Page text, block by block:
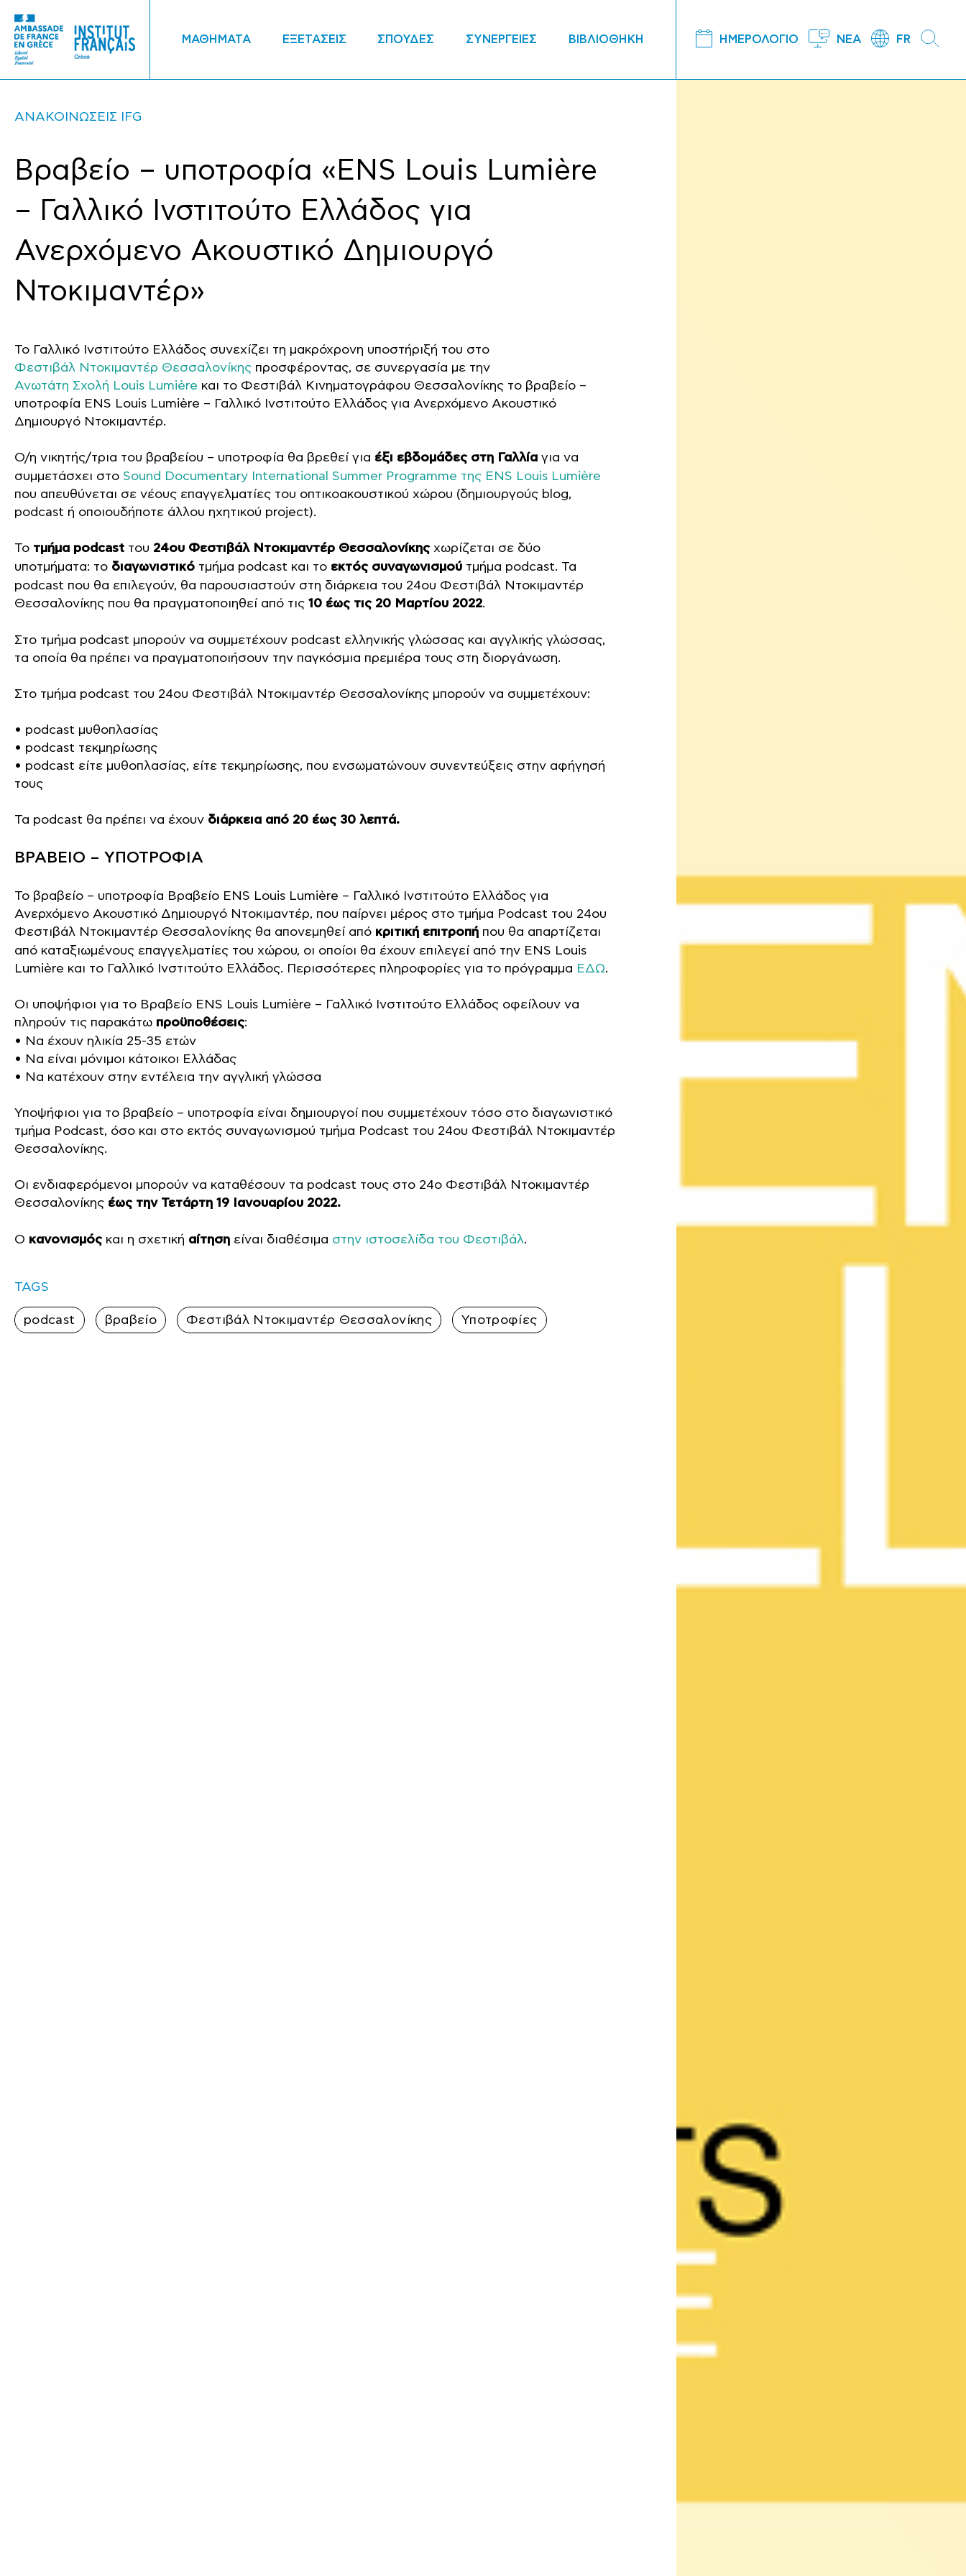
ΜΑΘΗΜΑΤΑ ΕΞΕΤΑΣΕΙΣ ΣΠΟΥΔΕΣ ΣΥΝΕΡΓΕΙΕΣ ΒΙΒΛΙΟΘΗΚΗ ΗΜΕΡΟΛΟΓΙΟ ΝΕΑ FR
ΑΝΑΚΟΙΝΩΣΕΙΣ IFG
Βραβείο – υποτροφία «ENS Louis Lumière
– Γαλλικό Ινστιτούτο Ελλάδος για
Ανερχόμενο Ακουστικό Δημιουργό
Ντοκιμαντέρ»
Το Γαλλικό Ινστιτούτο Ελλάδος συνεχίζει τη μακρόχρονη υποστήριξή του στο
Φεστιβάλ Ντοκιμαντέρ Θεσσαλονίκης προσφέροντας, σε συνεργασία με την
Ανωτάτη Σχολή Louis Lumière και το Φεστιβάλ Κινηματογράφου Θεσσαλονίκης το βραβείο –
υποτροφία ENS Louis Lumière – Γαλλικό Ινστιτούτο Ελλάδος για Ανερχόμενο Ακουστικό
Δημιουργό Ντοκιμαντέρ.
Ο/η νικητής/τρια του βραβείου – υποτροφία θα βρεθεί για έξι εβδομάδες στη Γαλλία για να
συμμετάσχει στο Sound Documentary International Summer Programme της ENS Louis Lumière
που απευθύνεται σε νέους επαγγελματίες του οπτικοακουστικού χώρου (δημιουργούς blog,
podcast ή οποιουδήποτε άλλου ηχητικού project).
Το τμήμα podcast του 24ου Φεστιβάλ Ντοκιμαντέρ Θεσσαλονίκηςχωρίζεται σε δύο
υποτμήματα: το διαγωνιστικό τμήμα podcast και το εκτός συναγωνισμού τμήμα podcast. Τα
podcast που θα επιλεγούν, θα παρουσιαστούν στη διάρκεια του 24ου Φεστιβάλ Ντοκιμαντέρ
Θεσσαλονίκης που θα πραγματοποιηθεί από τις 10 έως τις 20 Μαρτίου 2022.
Στο τμήμα podcast μπορούν να συμμετέχουν podcast ελληνικής γλώσσας και αγγλικής γλώσσας,
τα οποία θα πρέπει να πραγματοποιήσουν την παγκόσμια πρεμιέρα τους στη διοργάνωση.
Στο τμήμα podcast του 24ου Φεστιβάλ Ντοκιμαντέρ Θεσσαλονίκης μπορούν να συμμετέχουν:
• podcast μυθοπλασίας
• podcast τεκμηρίωσης
• podcast είτε μυθοπλασίας, είτε τεκμηρίωσης, που ενσωματώνουν συνεντεύξεις στην αφήγησή
τους
Τα podcast θα πρέπει να έχουν διάρκεια από 20 έως 30 λεπτά.
ΒΡΑΒΕΙΟ – ΥΠΟΤΡΟΦΙΑ
Το βραβείο – υποτροφία Βραβείο ENS Louis Lumière – Γαλλικό Ινστιτούτο Ελλάδος για
Ανερχόμενο Ακουστικό Δημιουργό Ντοκιμαντέρ, που παίρνει μέρος στο τμήμα Podcast του 24ου
Φεστιβάλ Ντοκιμαντέρ Θεσσαλονίκης θα απονεμηθεί από κριτική επιτροπή που θα απαρτίζεται
από καταξιωμένους επαγγελματίες του χώρου, οι οποίοι θα έχουν επιλεγεί από την ENS Louis
Lumière και το Γαλλικό Ινστιτούτο Ελλάδος. Περισσότερες πληροφορίες για το πρόγραμμα ΕΔΩ.
Οι υποψήφιοι για το Βραβείο ENS Louis Lumière – Γαλλικό Ινστιτούτο Ελλάδος οφείλουν να
πληρούν τις παρακάτω προϋποθέσεις:
• Να έχουν ηλικία 25-35 ετών
• Να είναι μόνιμοι κάτοικοι Ελλάδας
• Να κατέχουν στην εντέλεια την αγγλική γλώσσα
Υποψήφιοι για το βραβείο – υποτροφία είναι δημιουργοί που συμμετέχουν τόσο στο διαγωνιστικό
τμήμα Podcast, όσο και στο εκτός συναγωνισμού τμήμα Podcast του 24ου Φεστιβάλ Ντοκιμαντέρ
Θεσσαλονίκης.
Οι ενδιαφερόμενοι μπορούν να καταθέσουν τα podcast τους στο 24ο Φεστιβάλ Ντοκιμαντέρ
Θεσσαλονίκης έως την Τετάρτη 19 Ιανουαρίου 2022.
Ο κανονισμόςκαι η σχετική αίτηση είναι διαθέσιμα στην ιστοσελίδα του Φεστιβάλ.
TAGS
podcast βραβείο Φεστιβάλ Ντοκιμαντέρ Θεσσαλονίκης Υποτροφίες